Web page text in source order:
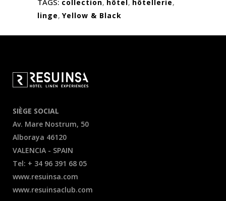
TAGS: collection, hôtel, hôtellerie,
linge, Yellow & Black
SIÈGE SOCIAL
Av. Mare Nostrum, 50
Alboraya 46120
VALENCIA - SPAIN
Tel: + 34 96 391 68 05
www.resuinsa.com
www.resuinsaclub.com